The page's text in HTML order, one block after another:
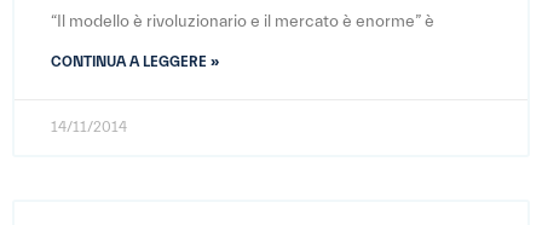
“Il modello è rivoluzionario e il mercato è enorme” è
CONTINUA A LEGGERE »
14/11/2014